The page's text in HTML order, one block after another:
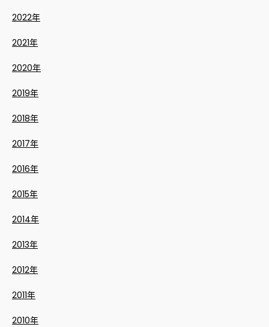
2022年
2021年
2020年
2019年
2018年
2017年
2016年
2015年
2014年
2013年
2012年
2011年
2010年